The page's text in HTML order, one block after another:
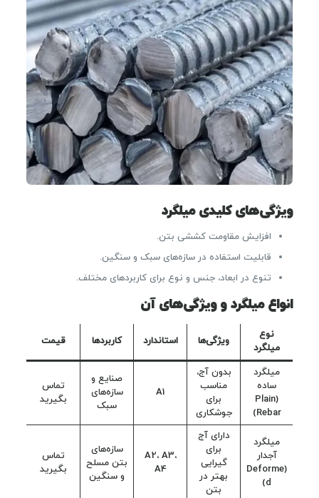
ویژگی‌های کلیدی میلگرد
افزایش مقاومت کششی بتن.
قابلیت استفاده در سازه‌های سبک و سنگین.
تنوع در ابعاد، جنس و نوع برای کاربردهای مختلف.
انواع میلگرد و ویژگی‌های آن
نوع
میلگرد
ویژگی‌ها استاندارد کاربردها قیمت
میلگرد
ساده
(Plain
Rebar)
بدون آج،
مناسب
برای
جوشکاری
A1
صنایع و
سازه‌های
سبک
تماس
بگیرید
میلگرد
آجدار
(Deforme
d)
دارای آج
برای
گیرایی
بهتر در
بتن
A2، A3،
A4
سازه‌های
بتن مسلح
و سنگین
تماس
بگیرید